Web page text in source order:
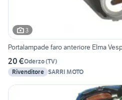
3
Portalampade faro anteriore Elma
20 €Oderzo(TV)
Rivenditore SARRI MOTO